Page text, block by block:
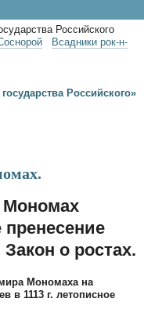
Российского
Всадники рок-н-
Российского»
Мономах
о ростах.
Мономаха на
в 1113 г. летописное